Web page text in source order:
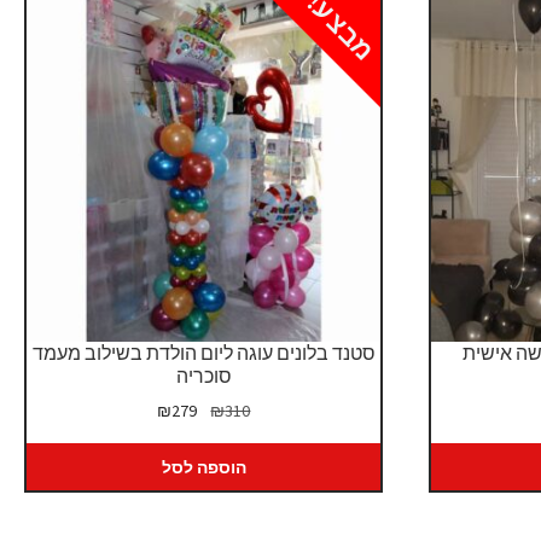
אישית
סטנד בלונים עוגה ליום הולדת בשילוב מעמד
סוכריה
מבצע!
₪310
המחיר
היה:
₪310.
₪279
₪279.
הוספה לסל